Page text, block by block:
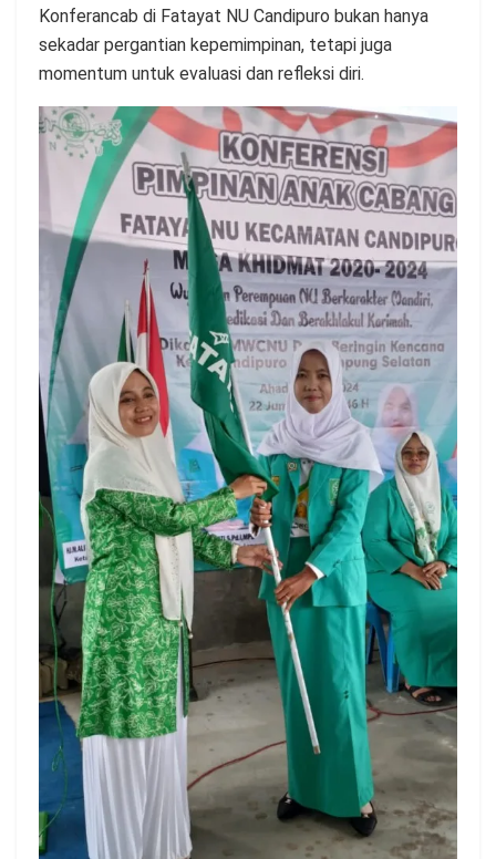
Konferancab di Fatayat NU Candipuro bukan hanya
sekadar pergantian kepemimpinan, tetapi juga
momentum untuk evaluasi dan refleksi diri.